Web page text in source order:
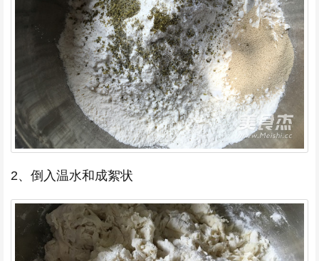
2、倒入温水和成絮状